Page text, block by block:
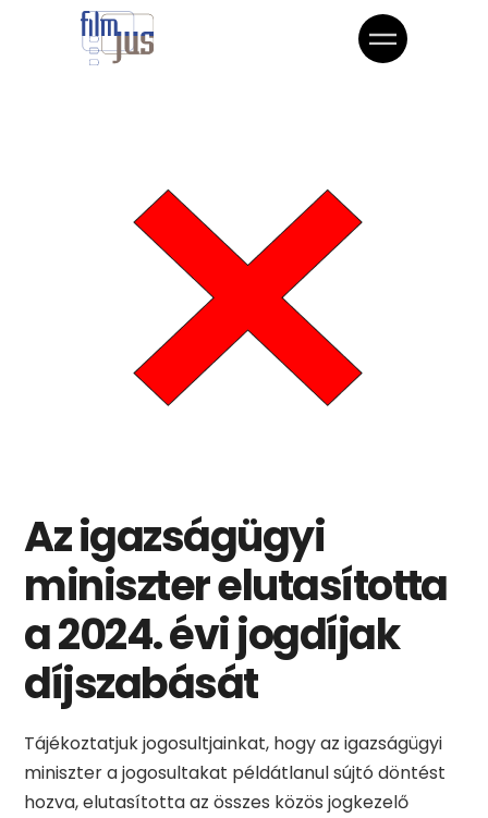
Az igazságügyi
miniszter elutasította
a 2024. évi jogdíjak
díjszabását
Tájékoztatjuk jogosultjainkat, hogy az igazságügyi
miniszter a jogosultakat példátlanul sújtó döntést
hozva, elutasította az összes közös jogkezelő